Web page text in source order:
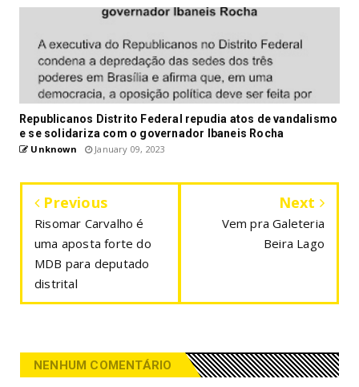
Republicanos Distrito Federal repudia atos de vandalismo
e se solidariza com o governador Ibaneis Rocha
Unknown January 09, 2023
Previous
Risomar Carvalho é
uma aposta forte do
MDB para deputado
distrital
Next
Vem pra Galeteria
Beira Lago
NENHUM COMENTÁRIO